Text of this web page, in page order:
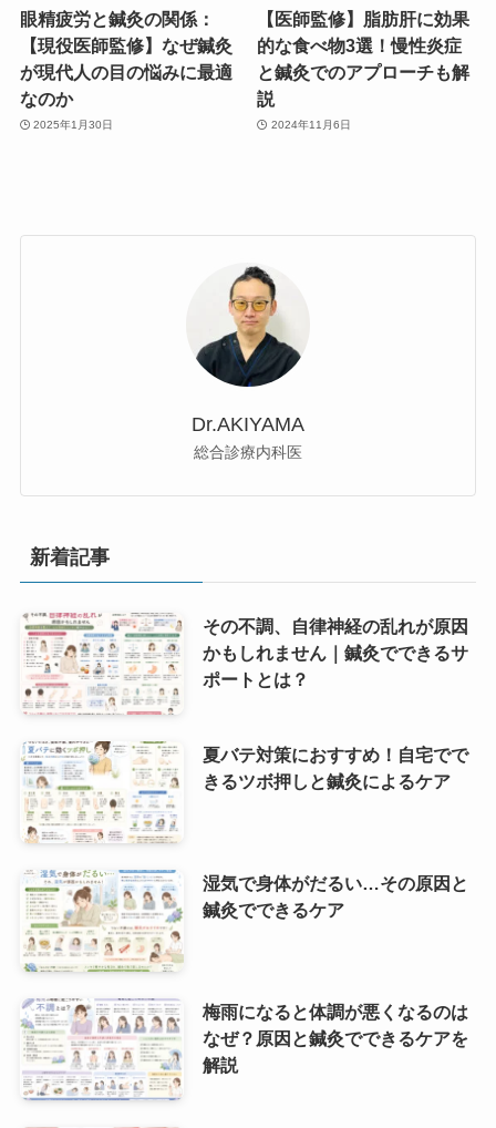
眼精疲労と鍼灸の関係：
【現役医師監修】なぜ鍼灸
が現代人の目の悩みに最適
なのか
2025年1月30日
【医師監修】脂肪肝に効果
的な食べ物3選！慢性炎症
と鍼灸でのアプローチも解
説
2024年11月6日
Dr.AKIYAMA
総合診療内科医
新着記事
その不調、自律神経の乱れが原因
かもしれません｜鍼灸でできるサ
ポートとは？
夏バテ対策におすすめ！自宅でで
きるツボ押しと鍼灸によるケア
湿気で身体がだるい…その原因と
鍼灸でできるケア
梅雨になると体調が悪くなるのは
なぜ？原因と鍼灸でできるケアを
解説